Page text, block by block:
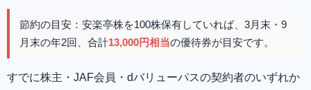
節約の目安：安楽亭株を100株保有していれば、3月末・9
月末の年2回、合計13,000円相当の優待券が目安です。
すでに株主・JAF会員・dバリューパスの契約者のいずれか